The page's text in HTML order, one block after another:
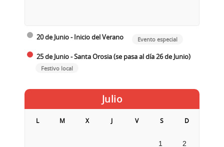
20 de Junio - Inicio del Verano Evento especial
25 de Junio - Santa Orosia (se pasa al día 26 de Junio)
Festivo local
Julio
L M X J V S D
1 2